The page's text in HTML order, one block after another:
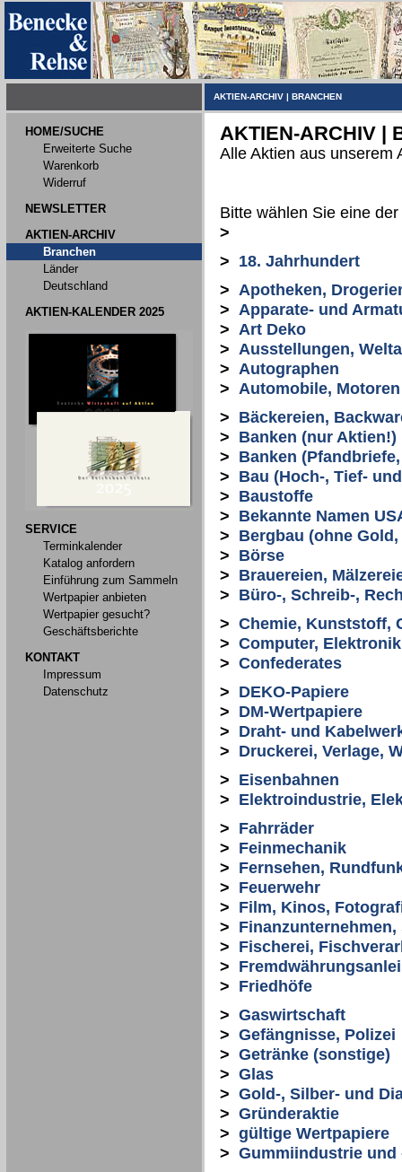
AKTIEN-ARCHIV | BRANCHEN
HOME/SUCHE
Erweiterte Suche
Warenkorb
Widerruf
NEWSLETTER
AKTIEN-ARCHIV
Branchen
Länder
Deutschland
AKTIEN-KALENDER 2025
SERVICE
Terminkalender
Katalog anfordern
Einführung zum Sammeln
Wertpapier anbieten
Wertpapier gesucht?
Geschäftsberichte
KONTAKT
Impressum
Datenschutz
AKTIEN-ARCHIV |
Alle Aktien aus unserem
Bitte wählen Sie eine
>
> 18. Jahrhundert
> Apotheken,
> Apparate- und
> Art Deko
> Ausstellungen,
> Autographen
> Automobile, Motoren
> Bäckereien,
> Banken (nur Aktien!)
> Banken
> Bau (Hoch-, Tief-
> Baustoffe
> Bekannte Namen
> Bergbau (ohne
> Börse
> Brauereien,
> Büro-, Schreib-,
> Chemie, Kunststoff,
> Computer, Elektronik
> Confederates
> DEKO-Papiere
> DM-Wertpapiere
> Draht- und
> Druckerei, Verlage,
> Eisenbahnen
> Elektroindustrie,
> Fahrräder
> Feinmechanik
> Fernsehen,
> Feuerwehr
> Film, Kinos,
>
> Fischerei,
>
> Friedhöfe
> Gaswirtschaft
> Gefängnisse, Polizei
> Getränke (sonstige)
> Glas
> Gold-, Silber- und
> Gründeraktie
> gültige Wertpapiere
> Gummiindustrie und